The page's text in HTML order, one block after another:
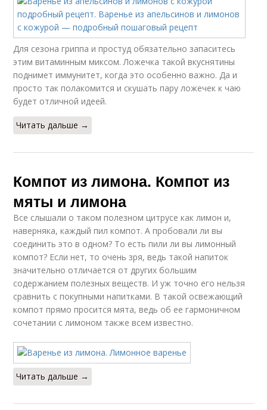
Для сезона гриппа и простуд обязательно запаситесь
этим витаминным миксом. Ложечка такой вкуснятины
поднимет иммунитет, когда это особенно важно. Да и
просто так полакомится и скушать пару ложечек к чаю
будет отличной идеей.
Читать дальше →
Компот из лимона. Компот из
мяты и лимона
Все слышали о таком полезном цитрусе как лимон и,
наверняка, каждый пил компот. А пробовали ли вы
соединить это в одном? То есть пили ли вы лимонный
компот? Если нет, то очень зря, ведь такой напиток
значительно отличается от других большим
содержанием полезных веществ. И уж точно его нельзя
сравнить с покупными напитками. В такой освежающий
компот прямо просится мята, ведь об ее гармоничном
сочетании с лимоном также всем известно.
Читать дальше →